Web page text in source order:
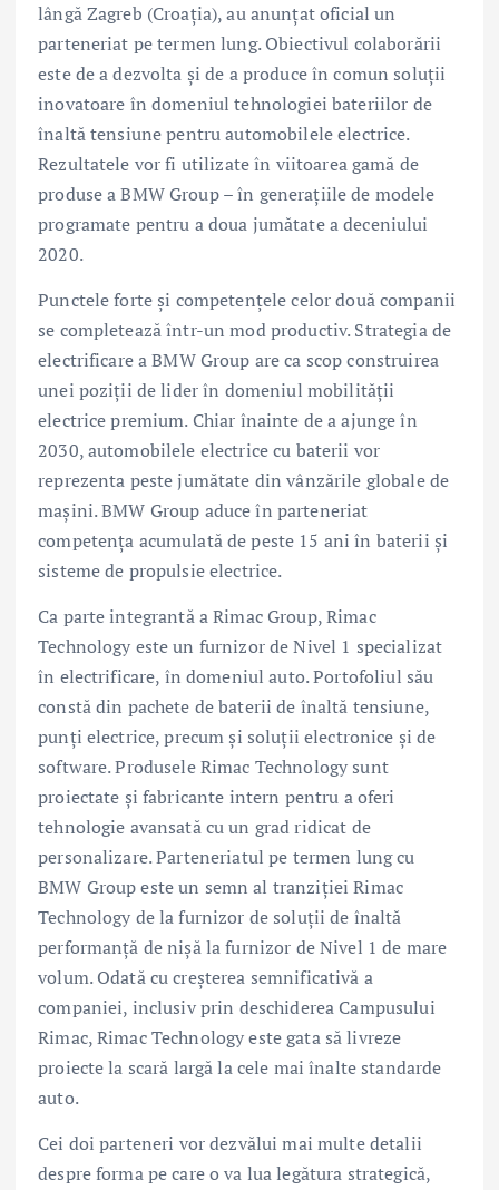
lângă Zagreb (Croaţia), au anunţat oficial un
parteneriat pe termen lung. Obiectivul colaborării
este de a dezvolta şi de a produce în comun soluţii
inovatoare în domeniul tehnologiei bateriilor de
înaltă tensiune pentru automobilele electrice.
Rezultatele vor fi utilizate în viitoarea gamă de
produse a BMW Group – în generaţiile de modele
programate pentru a doua jumătate a deceniului
2020.
Punctele forte şi competenţele celor două companii
se completează într-un mod productiv. Strategia de
electrificare a BMW Group are ca scop construirea
unei poziţii de lider în domeniul mobilităţii
electrice premium. Chiar înainte de a ajunge în
2030, automobilele electrice cu baterii vor
reprezenta peste jumătate din vânzările globale de
maşini. BMW Group aduce în parteneriat
competenţa acumulată de peste 15 ani în baterii şi
sisteme de propulsie electrice.
Ca parte integrantă a Rimac Group, Rimac
Technology este un furnizor de Nivel 1 specializat
în electrificare, în domeniul auto. Portofoliul său
constă din pachete de baterii de înaltă tensiune,
punţi electrice, precum şi soluţii electronice şi de
software. Produsele Rimac Technology sunt
proiectate şi fabricante intern pentru a oferi
tehnologie avansată cu un grad ridicat de
personalizare. Parteneriatul pe termen lung cu
BMW Group este un semn al tranziţiei Rimac
Technology de la furnizor de soluţii de înaltă
performanţă de nişă la furnizor de Nivel 1 de mare
volum. Odată cu creşterea semnificativă a
companiei, inclusiv prin deschiderea Campusului
Rimac, Rimac Technology este gata să livreze
proiecte la scară largă la cele mai înalte standarde
auto.
Cei doi parteneri vor dezvălui mai multe detalii
despre forma pe care o va lua legătura strategică,